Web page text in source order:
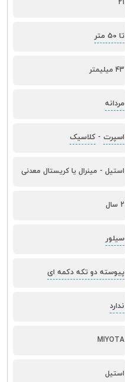
21
تا 50 متر
43 میلیمتر
مردانه
اسپرت - کلاسیک
استیل - مینرال یا کریستال معدنی
2 سال
سیلور
پیوسته دو تکه دکمه ای
ندارد
MIYOTA
استیل